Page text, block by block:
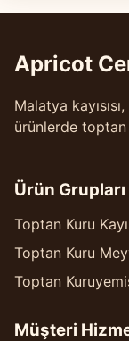
Apricot
Malatya
ürünlerde toptan
Ürün Grupları
Toptan Kuru
Toptan Kuru
Toptan
Müşteri